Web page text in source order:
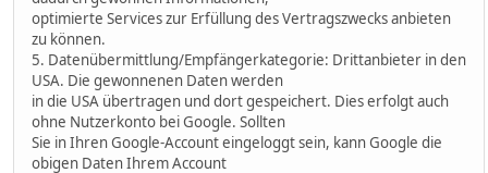
optimierte Services zur Erfüllung des Vertragszwecks anbieten
zu können.
5. Datenübermittlung/Empfängerkategorie: Drittanbieter in den
USA. Die gewonnenen Daten werden
in die USA übertragen und dort gespeichert. Dies erfolgt auch
ohne Nutzerkonto bei Google. Sollten
Sie in Ihren Google-Account eingeloggt sein, kann Google die
obigen Daten Ihrem Account